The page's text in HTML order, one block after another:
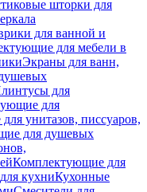
шторки для
для ванной и
для мебели в
Экраны для ванн,
для
для
унитазов, писсуаров,
для душевых
Комплектующие для
кухниКухонные